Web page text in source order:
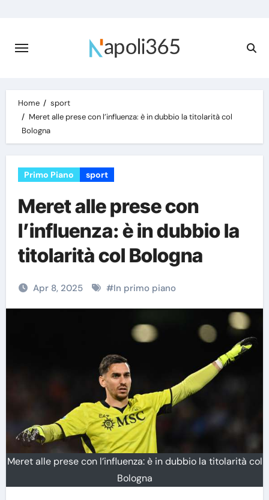
content
Home
sport
Meret alle prese con l’influenza: è in dubbio la titolarità col
Bologna
Primo Piano sport
Meret alle prese con
l’influenza: è in dubbio la
titolarità col Bologna
Apr 8, 2025 #In primo piano
Meret alle prese con l’influenza: è in dubbio la titolarità col
Bologna